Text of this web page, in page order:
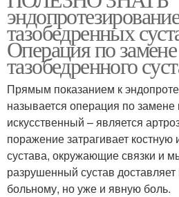
тазобедренных
Операция по замене
тазобедренного
Прямым показанием к
называется операция по замене
искусственный – является
поражение затрагивает
сустава, окружающие связки и
разрушенный сустав
больному, но уже и явную боль.